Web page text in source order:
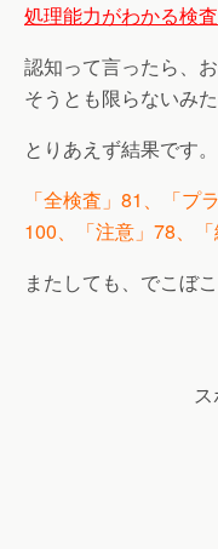
処理能力がわかる検査
認知って言ったら、
そうとも限らないみた
とりあえず結果です。
「全検査」81、「プ
100、「注意」78、
またしても、でこぼ